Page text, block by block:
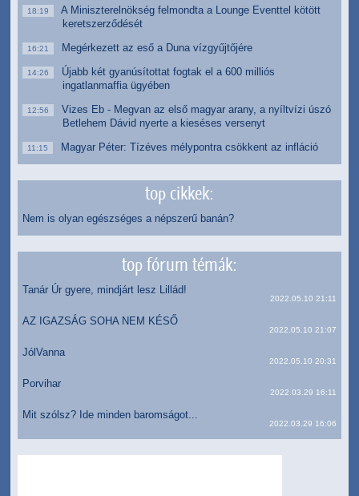
18:19
A Miniszterelnökség felmondta a Lounge Eventtel kötött
keretszerződését
16:21 Megérkezett az eső a Duna vízgyűjtőjére
14:26
Újabb két gyanúsítottat fogtak el a 600 milliós
ingatlanmaffia ügyében
12:56
Vizes Eb - Megvan az első magyar arany, a nyíltvízi úszó
Betlehem Dávid nyerte a kieséses versenyt
11:15 Magyar Péter: Tízéves mélypontra csökkent az infláció
top cikkek:
Nem is olyan egészséges a népszerű banán?
top fórum témák:
Tanár Úr gyere, mindjárt lesz Lillád!
2022.05.10 21:11
AZ IGAZSÁG SOHA NEM KÉSŐ
2022.05.10 21:07
JólVanna
2022.05.10 20:31
Porvihar
2022.03.29 16:11
Mit szólsz? Ide minden baromságot...
2022.03.29 16:06